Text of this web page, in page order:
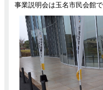
事業説明会は玉名市民会館で